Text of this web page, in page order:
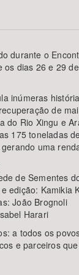
durante o
os dias 26 e 29
inúmeras
de
do Rio Xingu e
175 toneladas
uma
de Sementes
edição: Kamikia
João Brognoli
Harari
a todos os
e parceiros